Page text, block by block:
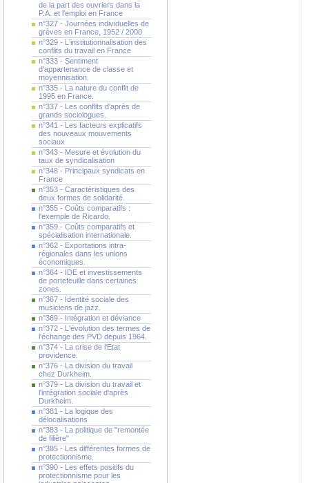
de la part des ouvriers dans la
P.A. et l'emploi en France
n°327 - Journées individuelles de
grèves en France, 1952 / 2000
n°329 - L'institutionnalisation des
conflits du travail en France
n°333 - Sentiment
d'appartenance de classe et
moyennisation.
n°335 - La nature du conflit de
1995 en France.
n°337 - Les conflits d'après de
grands sociologues.
n°341 - Les facteurs explicatifs
des nouveaux mouvements
sociaux
n°343 - Mesure et évolution du
taux de syndicalisation
n°348 - Principaux syndicats en
France
n°353 - Caractéristiques des
deux formes de solidarité.
n°355 - Coûts comparatifs :
l'exemple de Ricardo.
n°359 - Coûts comparatifs et
spécialisation internationale.
n°362 - Exportations intra-
régionales dans les unions
économiques.
n°364 - IDE et investissements
de portefeuille dans certaines
zones.
n°367 - Identité sociale des
musiciens de jazz.
n°369 - Intégration et déviance
n°372 - L'évolution des termes de
l'échange des PVD depuis 1964.
n°374 - La crise de l'Etat
providence.
n°376 - La division du travail
chez Durkheim.
n°379 - La division du travail et
l'intégration sociale d'après
Durkheim.
n°381 - La logique des
délocalisations
n°383 - La politique de "remontée
de filière"
n°385 - Les différentes formes de
protectionnisme.
n°390 - Les effets positifs du
protectionnisme pour les